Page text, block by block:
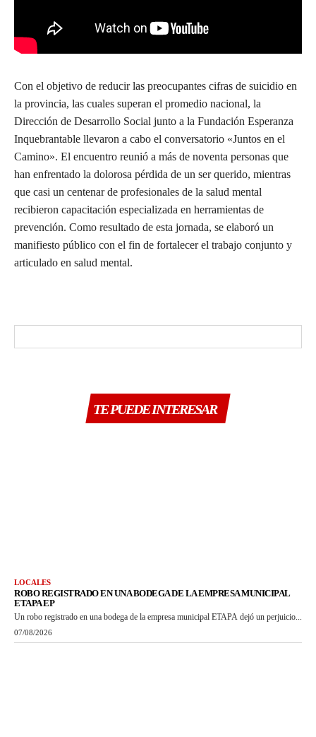
Con el objetivo de reducir las preocupantes cifras de suicidio en
la provincia, las cuales superan el promedio nacional, la
Dirección de Desarrollo Social junto a la Fundación Esperanza
Inquebrantable llevaron a cabo el conversatorio «Juntos en el
Camino». El encuentro reunió a más de noventa personas que
han enfrentado la dolorosa pérdida de un ser querido, mientras
que casi un centenar de profesionales de la salud mental
recibieron capacitación especializada en herramientas de
prevención. Como resultado de esta jornada, se elaboró un
manifiesto público con el fin de fortalecer el trabajo conjunto y
articulado en salud mental.
TE PUEDE INTERESAR
LOCALES
ROBO REGISTRADO EN UNA BODEGA DE LA EMPRESA MUNICIPAL
ETAPA EP
Un robo registrado en una bodega de la empresa municipal ETAPA dejó un perjuicio...
07/08/2026